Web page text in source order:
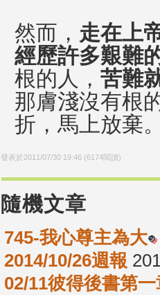
然而， 走在上
經歷許多艱難
根的人，苦難
那膚淺沒有根
折，馬上放棄
發表於2011/07/30 19:46 (6174閱讀)
隨機文章
745-我心尊主為大
2014/10/26週報
02/11彼得後書第